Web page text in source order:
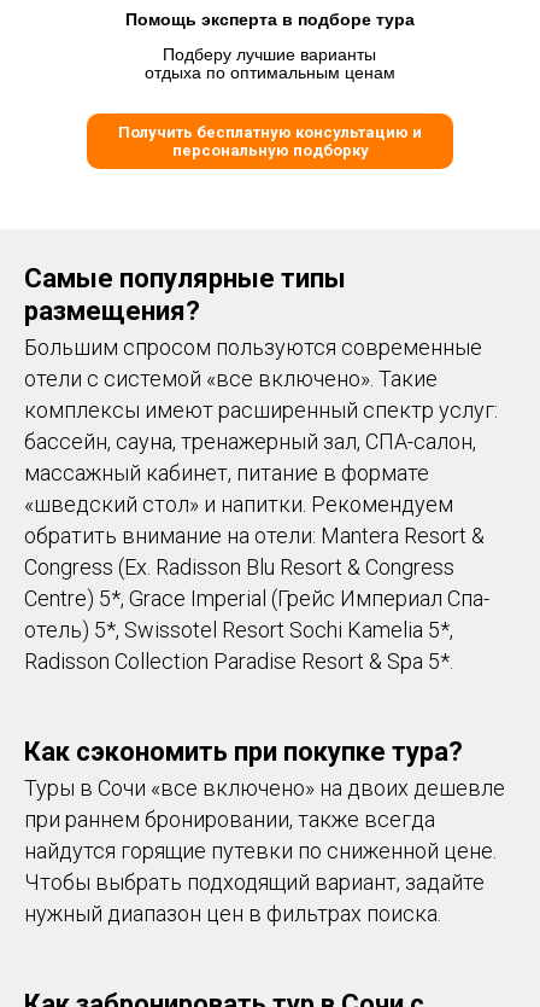
Помощь эксперта в подборе тура
Подберу лучшие варианты
отдыха по оптимальным ценам
Получить бесплатную консультацию и
персональную подборку
Самые популярные типы
размещения?
Большим спросом пользуются современные
отели с системой «все включено». Такие
комплексы имеют расширенный спектр услуг:
бассейн, сауна, тренажерный зал, СПА-салон,
массажный кабинет, питание в формате
«шведский стол» и напитки. Рекомендуем
обратить внимание на отели: Mantera Resort &
Congress (Ex. Radisson Blu Resort & Congress
Centre) 5*, Grace Imperial (Грейс Империал Спа-
отель) 5*, Swissotel Resort Sochi Kamelia 5*,
Radisson Collection Paradise Resort & Spa 5*.
Как сэкономить при покупке тура?
Туры в Сочи «все включено» на двоих дешевле
при раннем бронировании, также всегда
найдутся горящие путевки по сниженной цене.
Чтобы выбрать подходящий вариант, задайте
нужный диапазон цен в фильтрах поиска.